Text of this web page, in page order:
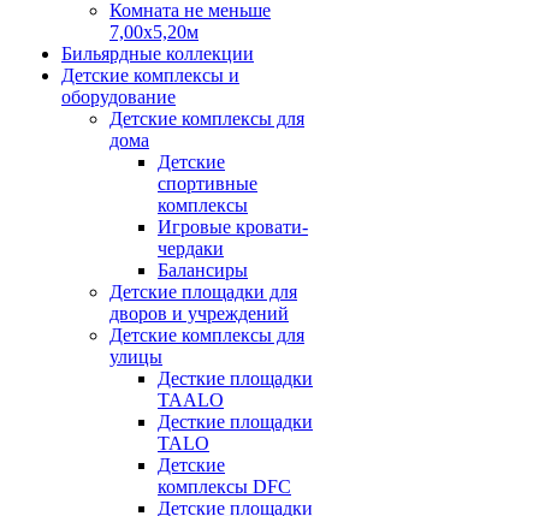
Комната не меньше
7,00х5,20м
Бильярдные коллекции
Детские комплексы и
оборудование
Детские комплексы для
дома
Детские
спортивные
комплексы
Игровые кровати-
чердаки
Балансиры
Детские площадки для
дворов и учреждений
Детские комплексы для
улицы
Десткие площадки
TAALO
Десткие площадки
TALO
Детские
комплексы DFC
Детские площадки